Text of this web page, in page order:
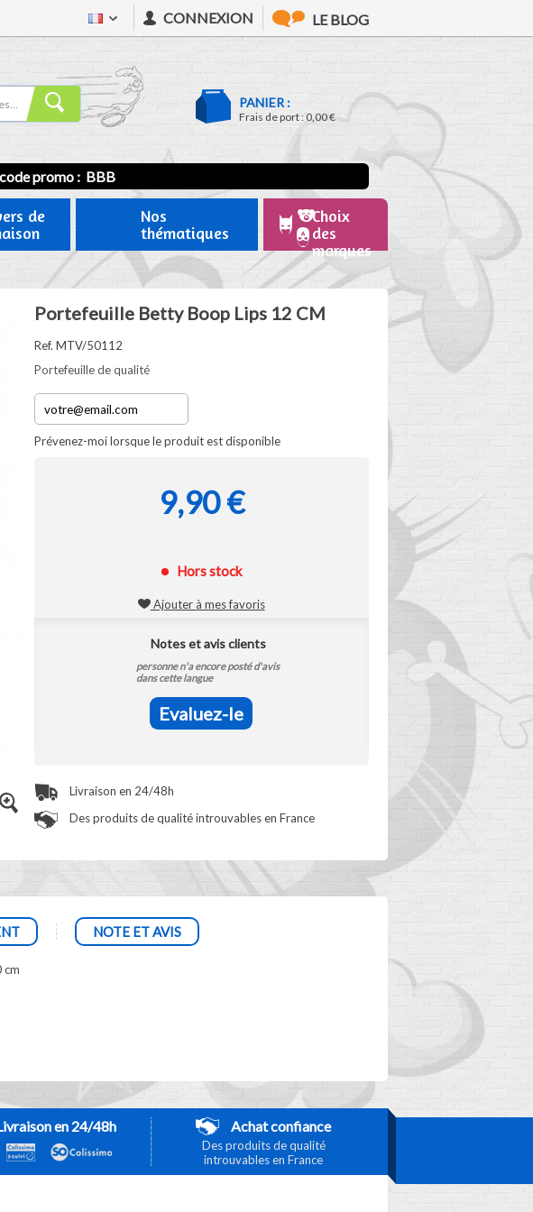
CONNEXION LE BLOG
PANIER :
Frais de port : 0,00 €
promo : BBB
de
Nos
thématiques
Choix
des
marques
Portefeuille Betty Boop Lips 12 CM
Ref. MTV/50112
Portefeuille de qualité
Prévenez-moi lorsque le produit est disponible
9,90 €
Hors stock
Ajouter à mes favoris
Notes et avis clients
personne n'a encore posté d'avis
dans cette langue
Evaluez-le
Livraison en 24/48h
Des produits de qualité introuvables en France
NOTE ET AVIS
cm
en 24/48h Achat confiance
Des produits de qualité
introuvables en France